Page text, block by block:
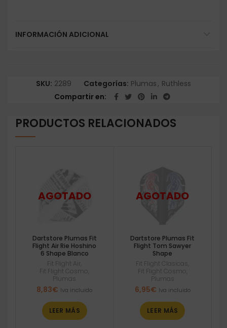
INFORMACIÓN ADICIONAL
SKU: 2289 Categorías: Plumas, Ruthless
Compartir en
PRODUCTOS RELACIONADOS
Dartstore Plumas Fit
Flight Air Rie Hoshino
6 Shape Blanco
Fit Flight Air
Fit Flight Cosmo
Plumas
8,83€ Iva incluido
LEER MÁS
Dartstore Plumas Fit
Flight Tom Sawyer
Shape
Fit Flight Clasicas
Fit Flight Cosmo
Plumas
6,95€ Iva incluido
LEER MÁS